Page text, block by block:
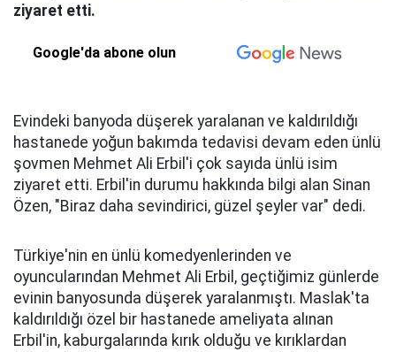
ziyaret etti.
Google'da abone olun
Evindeki banyoda düşerek yaralanan ve kaldırıldığı
hastanede yoğun bakımda tedavisi devam eden ünlü
şovmen Mehmet Ali Erbil'i çok sayıda ünlü isim
ziyaret etti. Erbil'in durumu hakkında bilgi alan Sinan
Özen, "Biraz daha sevindirici, güzel şeyler var" dedi.
Türkiye'nin en ünlü komedyenlerinden ve
oyuncularından Mehmet Ali Erbil, geçtiğimiz günlerde
evinin banyosunda düşerek yaralanmıştı. Maslak'ta
kaldırıldığı özel bir hastanede ameliyata alınan
Erbil'in, kaburgalarında kırık olduğu ve kırıklardan